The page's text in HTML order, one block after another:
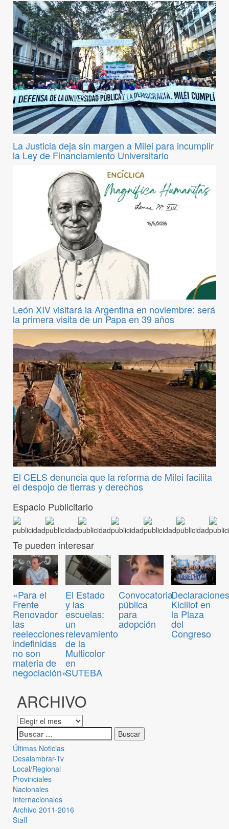
La Justicia deja sin margen a Milei para incumplir
la Ley de Financiamiento Universitario
León XIV visitará la Argentina en noviembre: será
la primera visita de un Papa en 39 años
El CELS denuncia que la reforma de Milei facilita
el despojo de tierras y derechos
Espacio Publicitario
Te pueden interesar
«Para el
Frente
Renovador
las
reelecciones
indefinidas
no son
materia de
negociación»
El Estado
y las
escuelas:
un
relevamiento
de la
Multicolor
en
SUTEBA
Convocatoria
pública
para
adopción
Kicillof en
la Plaza
del
Congreso
ARCHIVO
Últimas Noticias
Desalambrar-Tv
Local/Regional
Provinciales
Nacionales
Internacionales
Archivo 2011-2016
Staff